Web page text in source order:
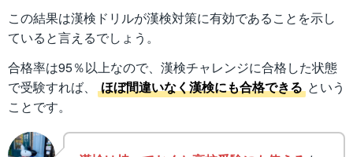
この結果は漢検ドリルが漢検対策に有効であることを示し
ていると言えるでしょう。
合格率は95％以上なので、漢検チャレンジに合格した状態
で受験すれば、
ほぼ間違いなく漢検にも合格できる という
ことです。